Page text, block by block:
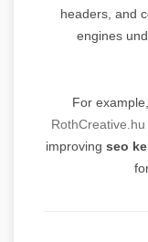
headers, and
engines
For
RothCreative.hu
improving seo